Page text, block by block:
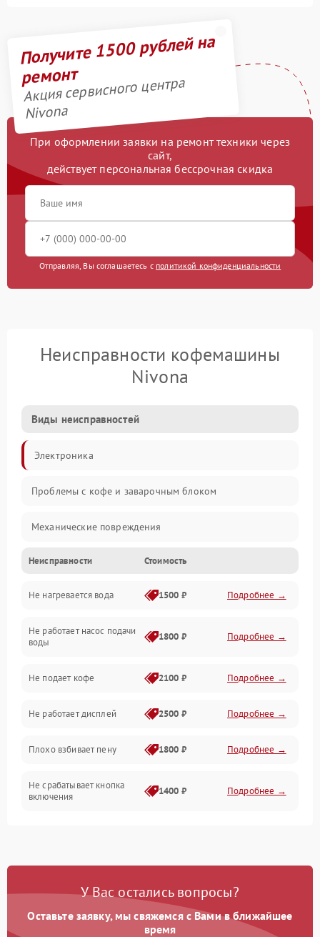
Получите 1500 рублей на
ремонт
Акция сервисного центра
Nivona
При оформлении заявки на ремонт техники через
сайт,
действует персональная бессрочная скидка
Отправляя, Вы соглашаетесь с политикой конфиденциальности
Неисправности кофемашины
Nivona
Виды неисправностей
Электроника
Проблемы с кофе и заварочным блоком
Механические повреждения
Прочие неисправности
Включение и работа
Проблемы с водой
Проблемы с капучинатором и паром
Управление и электроника
Программное обеспечение
Неисправности Стоимость
Не нагревается вода 1500 ₽ Подробнее →
Не работает насос подачи
воды
1800 ₽ Подробнее →
Не подает кофе 2100 ₽ Подробнее →
Не работает дисплей 2500 ₽ Подробнее →
Плохо взбивает пену 1800 ₽ Подробнее →
Не срабатывает кнопка
включения
1400 ₽ Подробнее →
Постоянные сбои в работе 1500 ₽ Подробнее →
У Вас остались вопросы?
Оставьте заявку, мы свяжемся с Вами в ближайшее
время